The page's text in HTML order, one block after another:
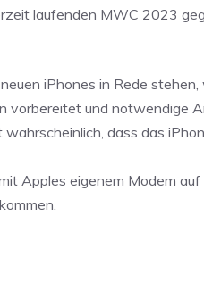
laufenden MWC 2023
iPhones in Rede
vorbereitet und notwendige
dass das
Apples eigenem Modem